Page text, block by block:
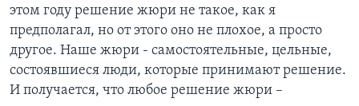
этом году решение жюри не такое, как я
предполагал, но от этого оно не плохое, а просто
другое. Наше жюри - самостоятельные, цельные,
состоявшиеся люди, которые принимают решение.
И получается, что любое решение жюри –